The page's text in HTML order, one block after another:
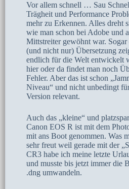
Vor allem schnell … Sau
Trägheit und Performance
mehr zu Erkennen. Alles dreht
wie man schon bei Adobe und
Mittstreiter gewöhnt war. Sogar
(und nicht nur) Übersetzung
endlich für die Welt entwickelt
hier oder da findet man noch
Fehler. Aber das ist schon
Niveau“ und nicht unbedingt
Version relevant.
Auch das „kleine“ und
Canon EOS R ist mit dem
mit ans Boot genommen. Was
sehr freut weil gerade mit der
CR3 habe ich meine letzte
und musste bis jetzt immer die
.dng umwandeln.